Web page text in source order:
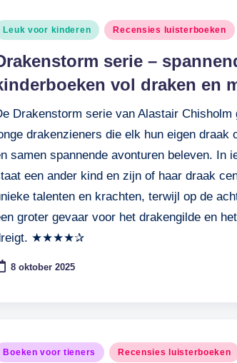
Leuk voor kinderen Recensies luisterboeken
serie –
vol draken en
Drakenstorm serie van Alastair Chisholm
drakenzieners die elk hun eigen draak
samen spannende avonturen beleven. In
een ander kind en zijn of haar draak
talenten en krachten, terwijl op de
groter gevaar voor het drakengilde en
★★★★✰
8 oktober 2025
Boeken voor tieners Recensies luisterboeken